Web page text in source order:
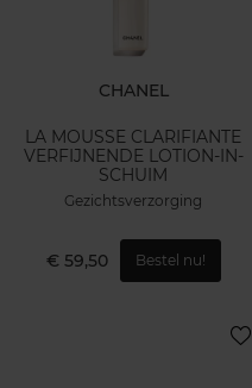
CHANEL
LA MOUSSE CLARIFIANTE
VERFIJNENDE LOTION-IN-
SCHUIM
Gezichtsverzorging
€ 59,50 Bestel nu!